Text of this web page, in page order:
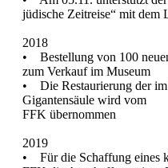
jüdische Zeitreise“ mit dem
2018
• Bestellung von 100
zum Verkauf im Museum
• Die Restaurierung der im
Gigantensäule wird vom
FFK übernommen
2019
• Für die Schaffung eines